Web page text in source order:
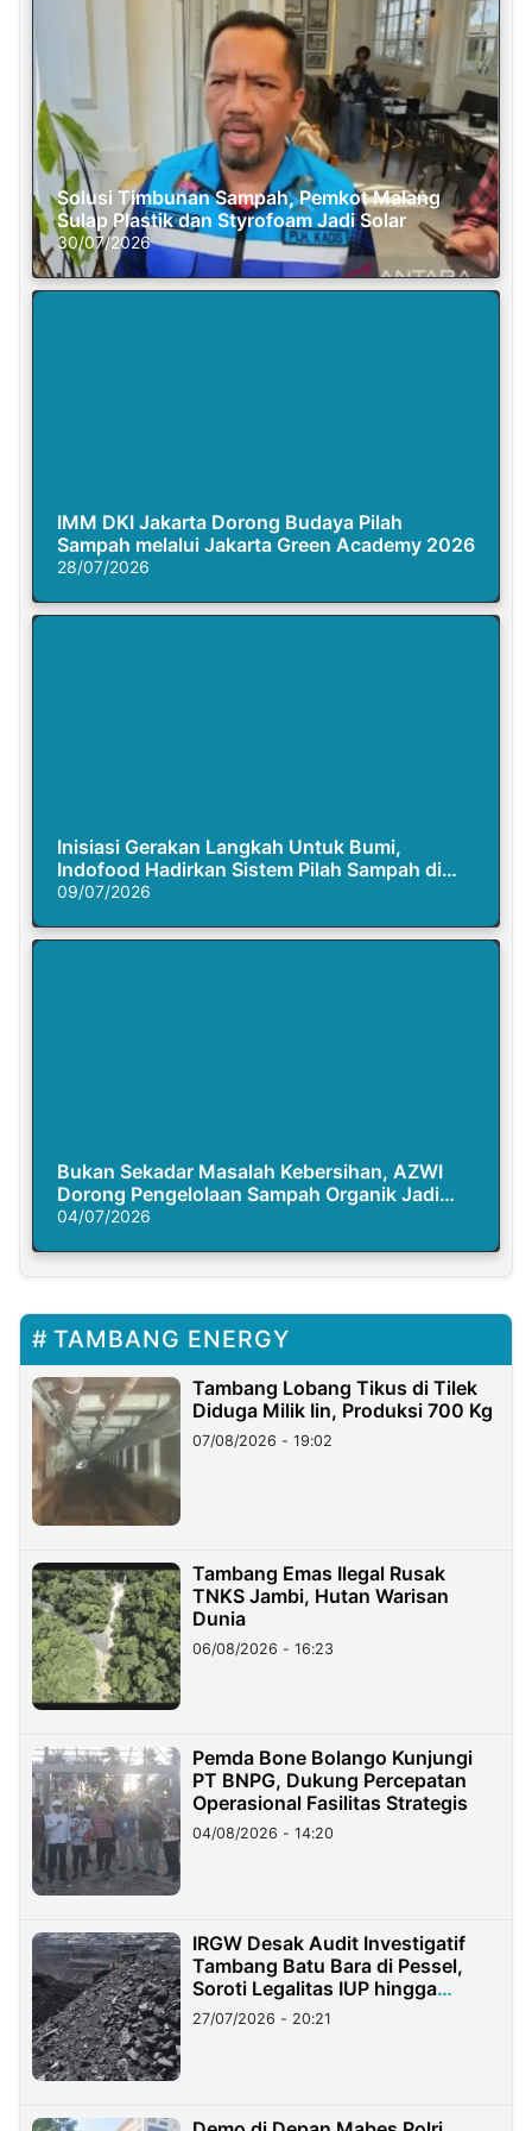
Solusi Timbunan Sampah, Pemkot Malang
Sulap Plastik dan Styrofoam Jadi Solar
30/07/2026
IMM DKI Jakarta Dorong Budaya Pilah
Sampah melalui Jakarta Green Academy 2026
28/07/2026
Inisiasi Gerakan Langkah Untuk Bumi,
Indofood Hadirkan Sistem Pilah Sampah di
Semasa Piknik
09/07/2026
Bukan Sekadar Masalah Kebersihan, AZWI
Dorong Pengelolaan Sampah Organik Jadi
Solusi Krisis Iklim
04/07/2026
TAMBANG ENERGY
Tambang Lobang Tikus di Tilek
Diduga Milik Iin, Produksi 700 Kg
07/08/2026 - 19:02
Tambang Emas Ilegal Rusak
TNKS Jambi, Hutan Warisan
Dunia
06/08/2026 - 16:23
Pemda Bone Bolango Kunjungi
PT BNPG, Dukung Percepatan
Operasional Fasilitas Strategis
04/08/2026 - 14:20
IRGW Desak Audit Investigatif
Tambang Batu Bara di Pessel,
Soroti Legalitas IUP hingga
Stockpile
27/07/2026 - 20:21